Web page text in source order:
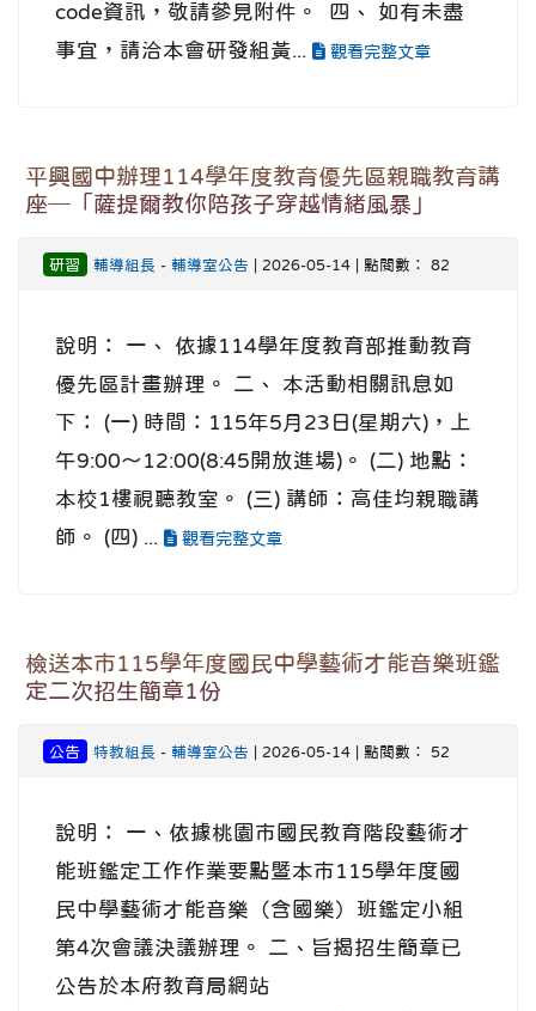
code資訊，敬請參見附件。 四、 如有未盡
事宜，請洽本會研發組黃...
觀看完整文章
平興國中辦理114學年度教育優先區親職教育講
座─「薩提爾教你陪孩子穿越情緒風暴」
研習 輔導組長 - 輔導室公告 | 2026-05-14 | 點閱數： 82
說明： 一、 依據114學年度教育部推動教育
優先區計畫辦理。 二、 本活動相關訊息如
下： (一) 時間：115年5月23日(星期六)，上
午9:00～12:00(8:45開放進場)。 (二) 地點：
本校1樓視聽教室。 (三) 講師：高佳均親職講
師。 (四) ...
觀看完整文章
檢送本市115學年度國民中學藝術才能音樂班鑑
定二次招生簡章1份
公告 特教組長 - 輔導室公告 | 2026-05-14 | 點閱數： 52
說明： 一、依據桃園市國民教育階段藝術才
能班鑑定工作作業要點暨本市115學年度國
民中學藝術才能音樂（含國樂）班鑑定小組
第4次會議決議辦理。 二、旨揭招生簡章已
公告於本府教育局網站